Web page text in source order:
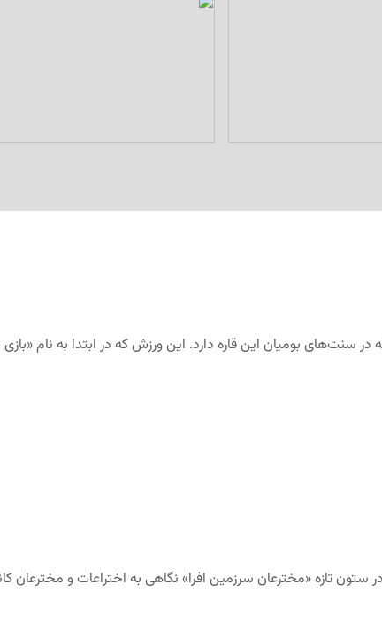
سنت‌های بومیان این قاره دارد. این ورزش که در ابتدا به نام
ستون تازه «مخترعان سرزمین افرا» نگاهی به اختراعات و مخترعان